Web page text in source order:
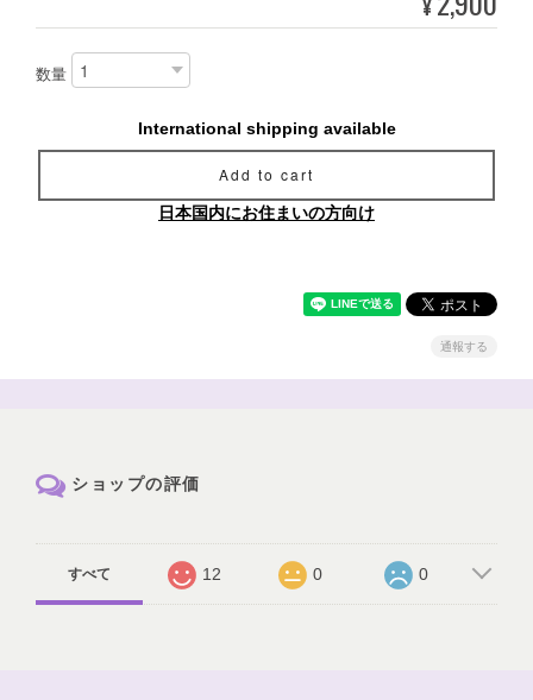
数量
International shipping available
Add to cart
日本国内にお住まいの方向け
通報する
ショップの評価
すべて 12 0 0